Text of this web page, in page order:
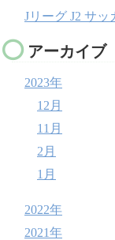
Jリーグ J2 サ
アーカイブ
2023年
12月
11月
2月
1月
2022年
2021年